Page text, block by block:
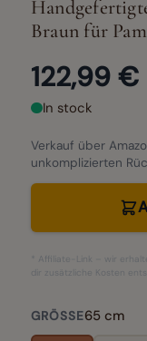
Braun für
122,99 €
In stock
Verkauf über
unkomplizierten
* Affiliate-Link – wir
dir zusätzliche Kosten
GRÖSSE65 cm